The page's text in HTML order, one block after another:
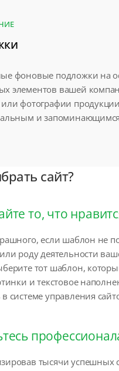
фоновые подложки на
элементов вашей
фотографии
и
сайт?
то, что
если шаблон не
роду деятельности
тот шаблон,
и текстовое
системе управления
тысячи успешных